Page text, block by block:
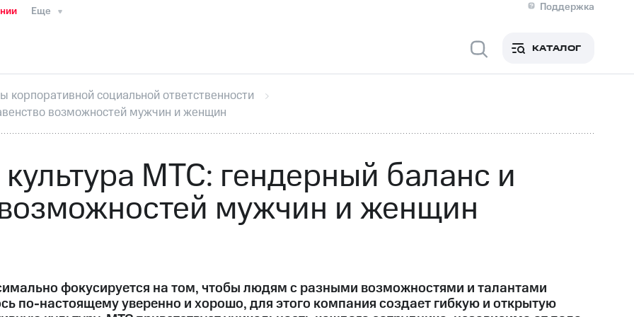
Еще
Поддержка
Медиа-центр
ИнтервьюФинансовая отчетностьКонтактыПригласить спикера
секретарьРаскрытие информации Информация акционерам
кабинет акционераАкционерный капитал
выкупа акцийДивидендыРынок облигаций Описание
Устойчивое развитие
Комплаенс и деловая этика
КАТАЛОГ
корпоративной социальной ответственности
возможностей мужчин и женщин
МТС: гендерный баланс и
мужчин и женщин
фокусируется на том, чтобы людям с разными возможностями и талантами
по-настоящему уверенно и хорошо, для этого компания создает гибкую и открытую